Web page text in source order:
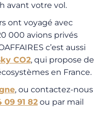
avant votre vol.
ont voyagé avec
000 avions privés
c’est aussi
CO2, qui propose de
en France.
, ou contactez-nous
09 91 82 ou par mail